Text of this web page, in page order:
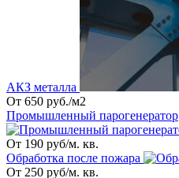
АКЗ металла
От 650 руб./м2
Промышленный парогенератор
От 190 руб/м. кв.
Обработка после пожара
От 250 руб/м. кв.